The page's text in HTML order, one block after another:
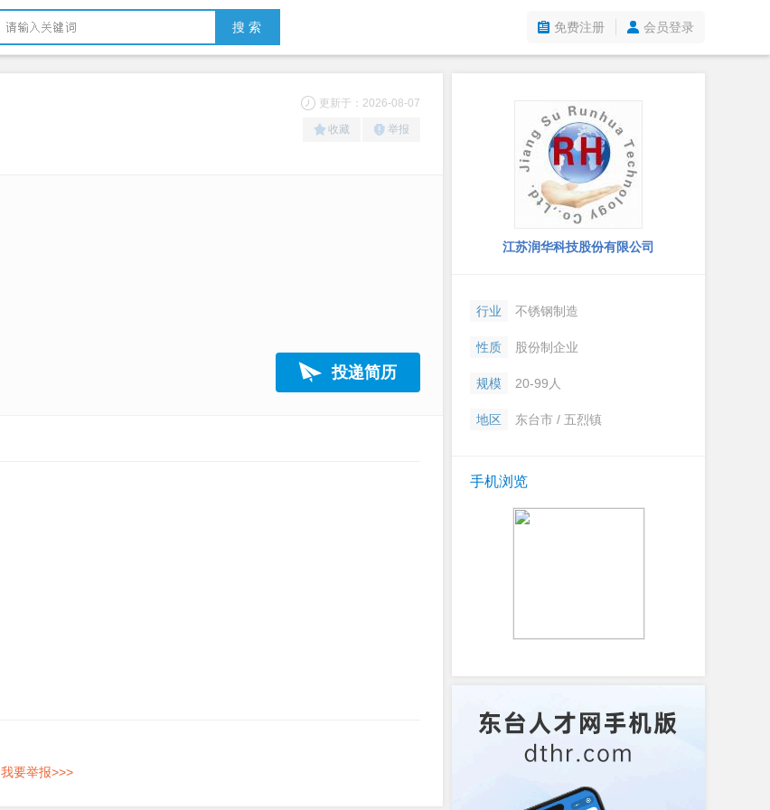
搜 索 免费注册 会员登录
更新于：2026-08-07
收藏 举报
投递简历
我要举报>>>
江苏润华科技股份有限公司
行业 不锈钢制造
性质 股份制企业
规模 20-99人
地区 东台市 / 五烈镇
手机浏览